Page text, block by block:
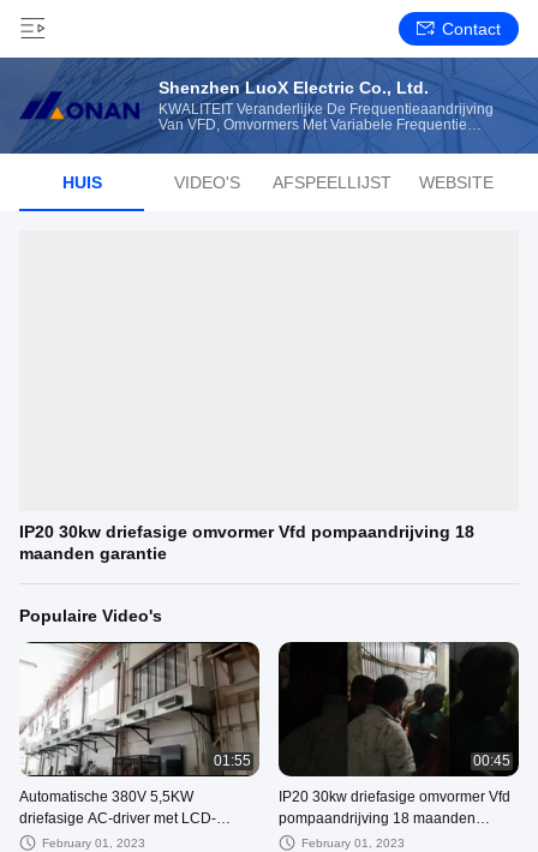
Contact
Shenzhen LuoX Electric Co., Ltd.
KWALITEIT Veranderlijke De Frequentieaandrijving
Van VFD, Omvormers Met Variabele Frequentie
HUIS VIDEO'S AFSPEELLIJST WEBSITE
IP20 30kw driefasige omvormer Vfd pompaandrijving 18
maanden garantie
Populaire Video's
01:55
Automatische 380V 5,5KW
driefasige AC-driver met LCD-
displayFebruary 01, 2023
00:45
IP20 30kw driefasige omvormer Vfd
pompaandrijving 18 maanden
garantie
February 01, 2023